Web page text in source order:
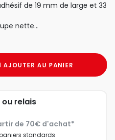
de 19 mm de large et 33
nette...
AJOUTER AU PANIER
relais
de 70€ d'achat*
standards